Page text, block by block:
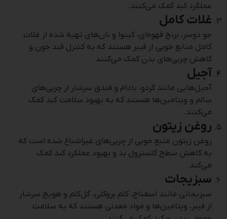
عملکرد کبد کمک می‌کنند.
غلات کامل
جو دوسر، برنج قهوه‌ای، کینوا و نان‌های تهیه شده از غلات
کامل منابع خوبی از فیبر هستند که به کنترل قند خون و
کاهش چربی‌های بدن کمک می‌کنند.
آجیل
آجیل‌هایی مانند گردو، بادام و فندق سرشار از چربی‌های
سالم و ویتامین‌ها هستند که به بهبود سلامت کبد کمک
می‌کنند.
روغن زیتون
روغن زیتون منبع خوبی از چربی‌های غیراشباع شده است که
به کاهش سطح کلسترول بد و بهبود عملکرد کبد کمک
می‌کند.
سبزیجات
سبزیجاتی مانند اسفناج، کلم بروکلی، گل‌کلم و هویج سرشار
از فیبر، ویتامین‌ها و مواد معدنی هستند که به سلامت